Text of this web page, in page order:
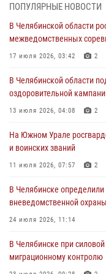
03 августа 2026, 09:22 1
Авиация Росгвардии
Донецкой Народной
31 июля 2026, 11:33
Росгвардия
направлении
31 июля 2026, 11:32
В Уральском округе
оперативного штаба
30 июля 2026, 10:53
ПОПУЛЯРНЫЕ НОВОСТИ
В Челябинской области
межведомственных
17 июля 2026, 03:42 2
В Челябинской области
оздоровительной
13 июля 2026, 04:08 2
На Южном Урале
и воинских званий
11 июля 2026, 07:57 2
В Челябинске
вневедомственной
24 июля 2026, 11:14
В Челябинске при
миграционному контролю